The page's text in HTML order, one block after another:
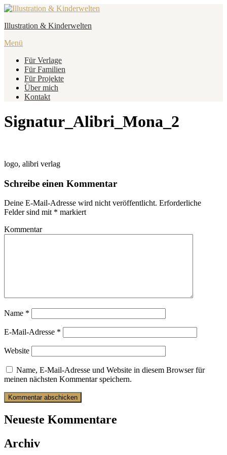
Zum
springen
Illustration & Kinderwelten
Menü
Für Verlage
Für Familien
Für Projekte
Über mich
Kontakt
Signatur_Alibri_Mona_2
logo, alibri verlag
Schreibe einen Kommentar
Deine E-Mail-Adresse wird nicht veröffentlicht. Erforderliche
Felder sind mit * markiert
Kommentar
Name *
E-Mail-Adresse *
Website
Name, E-Mail-Adresse und Website in diesem Browser für
meinen nächsten Kommentar speichern.
Neueste Kommentare
Archiv